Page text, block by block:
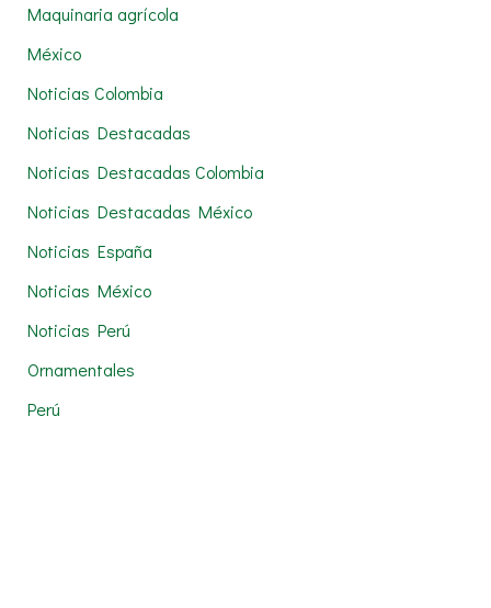
Maquinaria agrícola
México
Noticias Colombia
Noticias Destacadas
Noticias Destacadas Colombia
Noticias Destacadas México
Noticias España
Noticias México
Noticias Perú
Ornamentales
Perú